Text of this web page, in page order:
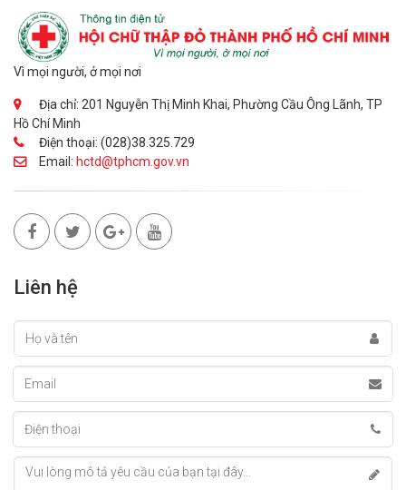
Vì mọi người, ở mọi nơi
Địa chỉ: 201 Nguyễn Thị Minh Khai, Phường Cầu Ông Lãnh, TP
Hồ Chí Minh
Điện thoại: (028)38.325.729
Email: hctd@tphcm.gov.vn
Liên hệ